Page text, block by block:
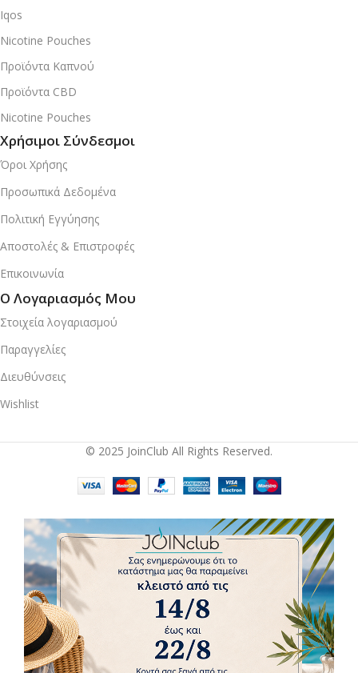
Iqos
Nicotine Pouches
Προϊόντα Καπνού
Προϊόντα CBD
Nicotine Pouches
Χρήσιμοι Σύνδεσμοι
Όροι Χρήσης
Προσωπικά Δεδομένα
Πολιτική Εγγύησης
Αποστολές & Επιστροφές
Επικοινωνία
Ο Λογαριασμός Μου
Στοιχεία λογαριασμού
Παραγγελίες
Διευθύνσεις
Wishlist
© 2025 JoinClub All Rights Reserved.